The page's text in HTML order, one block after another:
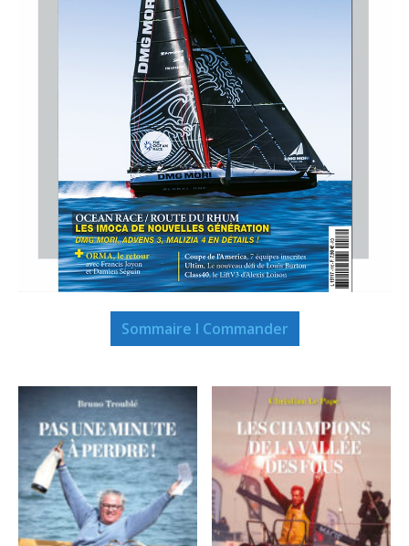
Sommaire I Commander